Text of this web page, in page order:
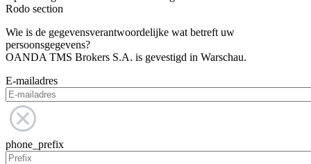
Rodo section
Wie is de gegevensverantwoordelijke wat betreft uw
persoonsgegevens?
OANDA TMS Brokers S.A. is gevestigd in Warschau.
E-mailadres
phone_prefix